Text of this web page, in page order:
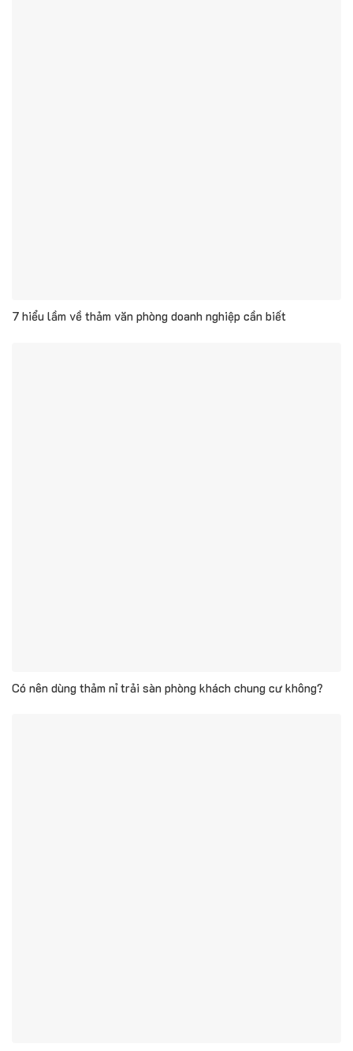
7 hiểu lầm về thảm văn phòng doanh nghiệp cần biết
Có nên dùng thảm nỉ trải sàn phòng khách chung cư không?